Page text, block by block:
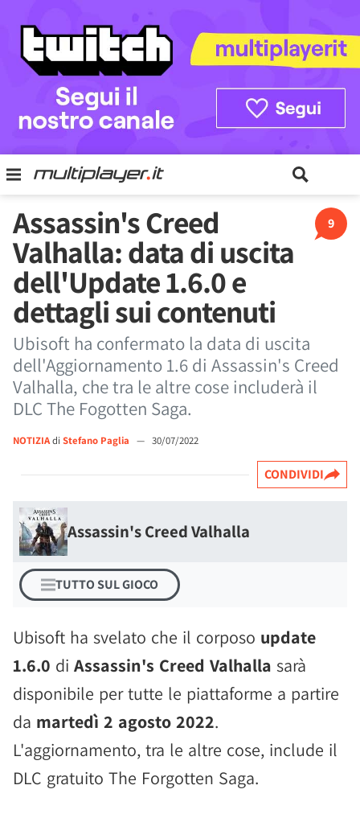
9
Assassin's Creed
Valhalla: data di uscita
dell'Update 1.6.0 e
dettagli sui contenuti
Ubisoft ha confermato la data di uscita
dell'Aggiornamento 1.6 di Assassin's Creed
Valhalla, che tra le altre cose includerà il
DLC The Fogotten Saga.
NOTIZIAdi Stefano Paglia — 30/07/2022
CONDIVIDI
Assassin's Creed Valhalla
TUTTO SUL GIOCO
Ubisoft ha svelato che il corposo update
1.6.0 di Assassin's Creed Valhalla sarà
disponibile per tutte le piattaforme a partire
da martedì 2 agosto 2022.
L'aggiornamento, tra le altre cose, include il
DLC gratuito The Forgotten Saga.